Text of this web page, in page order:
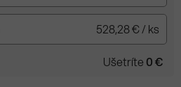
528,28 € / ks
Ušetríte 0 €